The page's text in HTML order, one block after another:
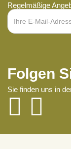
Regelmäßige
Folgen
Sie finden uns in